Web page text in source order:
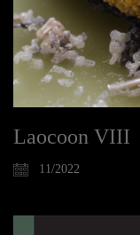
Laocoon VIII
11/2022